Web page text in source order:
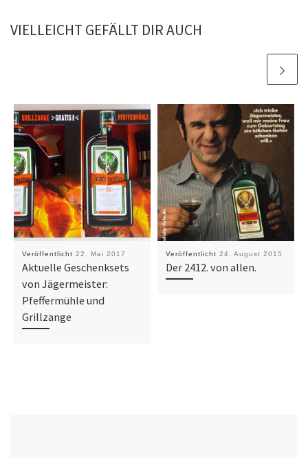
VIELLEICHT GEFÄLLT DIR AUCH
Veröffentlicht 22. Mai 2017
Aktuelle Geschenksets
von Jägermeister:
Pfeffermühle und
Grillzange
Veröffentlicht 24. August 2015
Der 2412. von allen.